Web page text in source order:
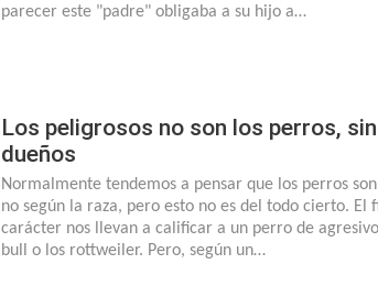
parecer este "padre" obligaba a su hijo a…
Los peligrosos no son los perros,
dueños
Normalmente tendemos a pensar que los perros
no según la raza, pero esto no es del todo cierto. El
carácter nos llevan a calificar a un perro de
bull o los rottweiler. Pero, según un…